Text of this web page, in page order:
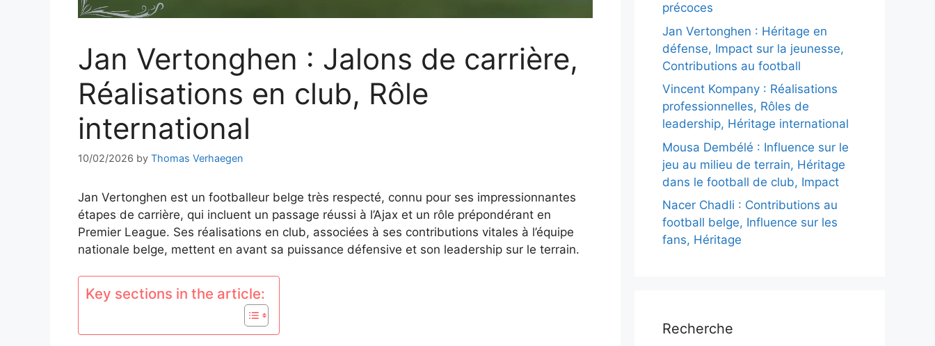
Jan Vertonghen : Jalons de carrière,
Réalisations en club, Rôle
international
10/02/2026 by Thomas Verhaegen
Jan Vertonghen est un footballeur belge très respecté, connu pour ses impressionnantes
étapes de carrière, qui incluent un passage réussi à l’Ajax et un rôle prépondérant en
Premier League. Ses réalisations en club, associées à ses contributions vitales à l’équipe
nationale belge, mettent en avant sa puissance défensive et son leadership sur le terrain.
Key sections in the article:
précoces
Jan Vertonghen : Héritage en
défense, Impact sur la jeunesse,
Contributions au football
Vincent Kompany : Réalisations
professionnelles, Rôles de
leadership, Héritage international
Mousa Dembélé : Influence sur le
jeu au milieu de terrain, Héritage
dans le football de club, Impact
Nacer Chadli : Contributions au
football belge, Influence sur les
fans, Héritage
Recherche